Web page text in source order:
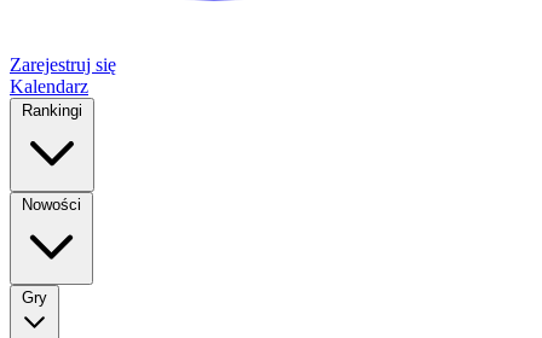
Zarejestruj się
Kalendarz
Rankingi
Nowości
Gry